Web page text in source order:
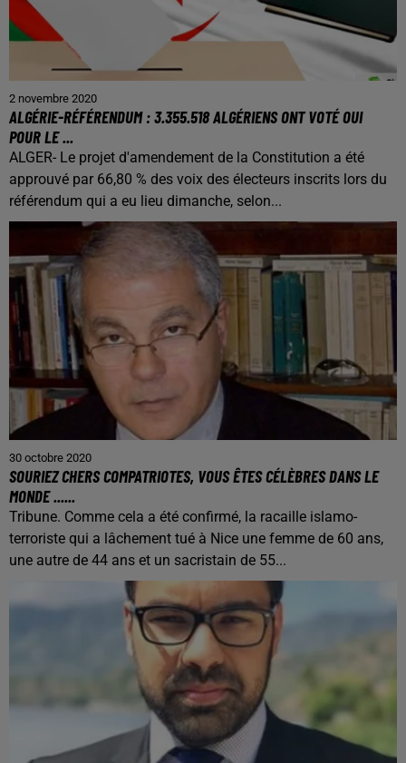
2 novembre 2020
ALGÉRIE-RÉFÉRENDUM : 3.355.518 ALGÉRIENS ONT VOTÉ OUI
POUR LE ...
ALGER- Le projet d'amendement de la Constitution a été
approuvé par 66,80 % des voix des électeurs inscrits lors du
référendum qui a eu lieu dimanche, selon...
30 octobre 2020
SOURIEZ CHERS COMPATRIOTES, VOUS ÊTES CÉLÈBRES DANS LE
MONDE ......
Tribune. Comme cela a été confirmé, la racaille islamo-
terroriste qui a lâchement tué à Nice une femme de 60 ans,
une autre de 44 ans et un sacristain de 55...